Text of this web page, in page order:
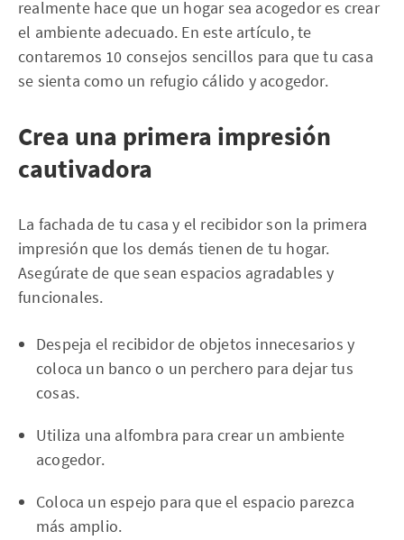
realmente hace que un hogar sea acogedor es crear
el ambiente adecuado. En este artículo, te
contaremos 10 consejos sencillos para que tu casa
se sienta como un refugio cálido y acogedor.
Crea una primera impresión
cautivadora
La fachada de tu casa y el recibidor son la primera
impresión que los demás tienen de tu hogar.
Asegúrate de que sean espacios agradables y
funcionales.
Despeja el recibidor de objetos innecesarios y
coloca un banco o un perchero para dejar tus
cosas.
Utiliza una alfombra para crear un ambiente
acogedor.
Coloca un espejo para que el espacio parezca
más amplio.